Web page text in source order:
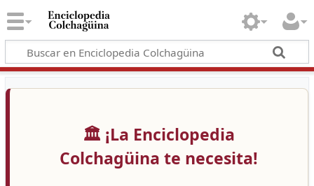
🏛️ ¡La Enciclopedia
Colchagüina te necesita!